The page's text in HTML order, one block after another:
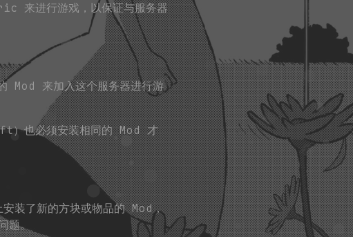
来进行游戏，以保证与服务器
Mod 来加入这个服务器进行游
也必须安装相同的 Mod 才
装了新的方块或物品的 Mod，
题。